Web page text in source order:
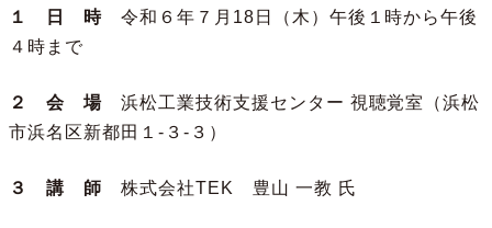
１ 日 時令和６年７月18日（木）午後１時から午後
４時まで
２ 会 場浜松工業技術支援センター 視聴覚室（浜松
市浜名区新都田１-３-３）
３ 講 師 株式会社TEK 豊山 一教 氏